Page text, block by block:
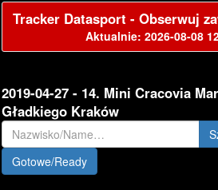
Tracker Datasport - Obserwuj
Aktualnie: 2026-08-08
2019-04-27 - 14. Mini Cracovia
Gładkiego Kraków
Gotowe/Ready